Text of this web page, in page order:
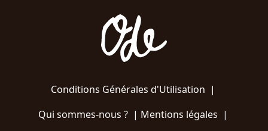
Conditions Générales d'Utilisation |
Qui sommes-nous ?| Mentions légales |